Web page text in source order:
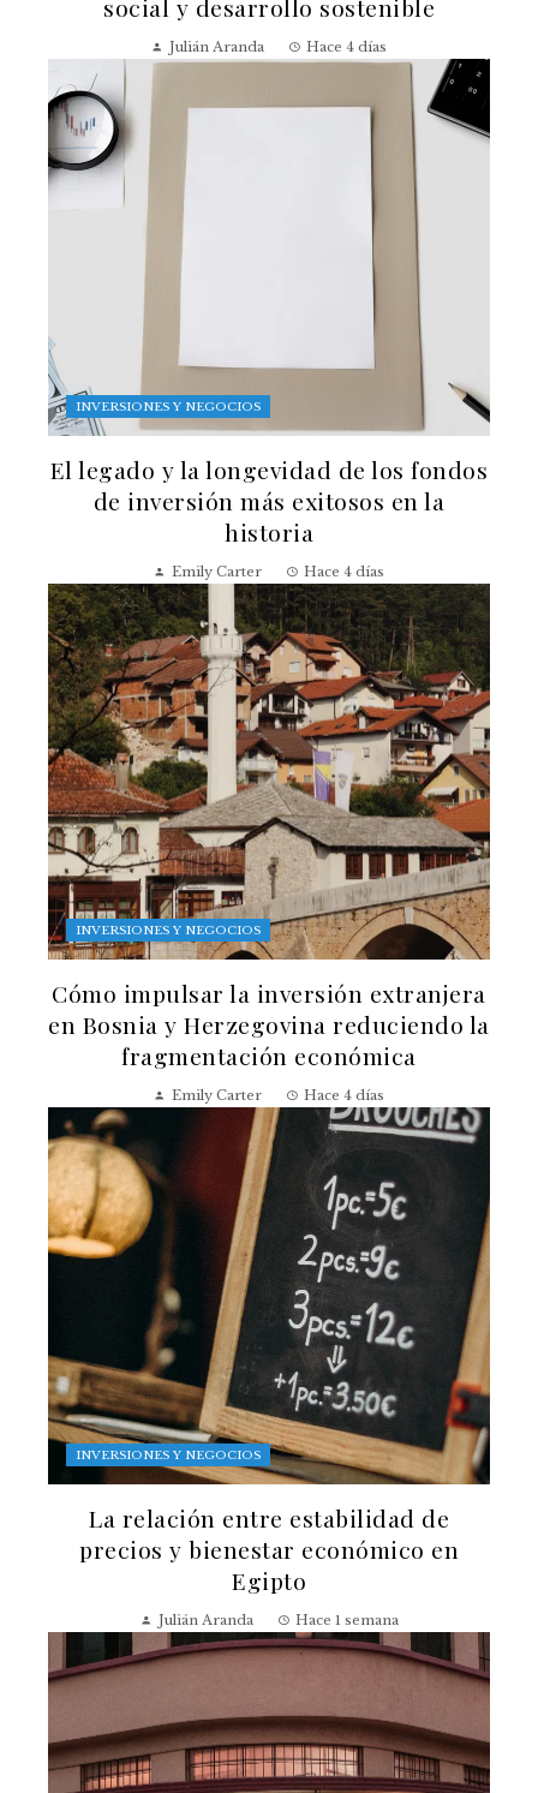
social y desarrollo sostenible
Julián Aranda Hace 4 días
INVERSIONES Y NEGOCIOS
El legado y la longevidad de los fondos
de inversión más exitosos en la
historia
Emily Carter Hace 4 días
INVERSIONES Y NEGOCIOS
Cómo impulsar la inversión extranjera
en Bosnia y Herzegovina reduciendo la
fragmentación económica
Emily Carter Hace 4 días
INVERSIONES Y NEGOCIOS
La relación entre estabilidad de
precios y bienestar económico en
Egipto
Julián Aranda Hace 1 semana